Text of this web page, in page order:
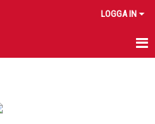
LOGGA IN